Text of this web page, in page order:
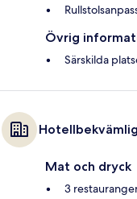
Övrig
Särskilda
Mat och dryck
3